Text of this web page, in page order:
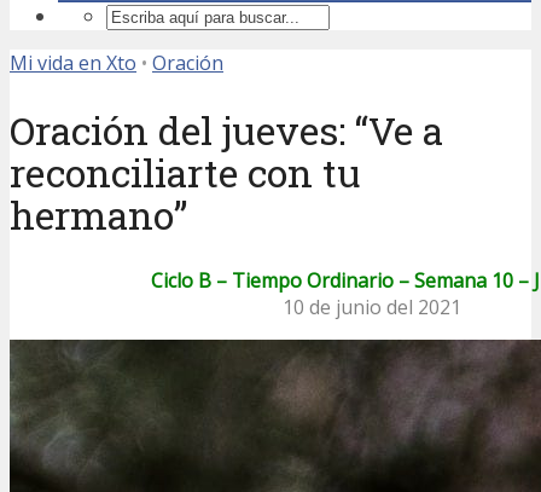
Mi vida en Xto • Oración
Oración del jueves: “Ve a
reconciliarte con tu
hermano”
Ciclo B – Tiempo Ordinario – Semana 10 –
10 de junio del 2021